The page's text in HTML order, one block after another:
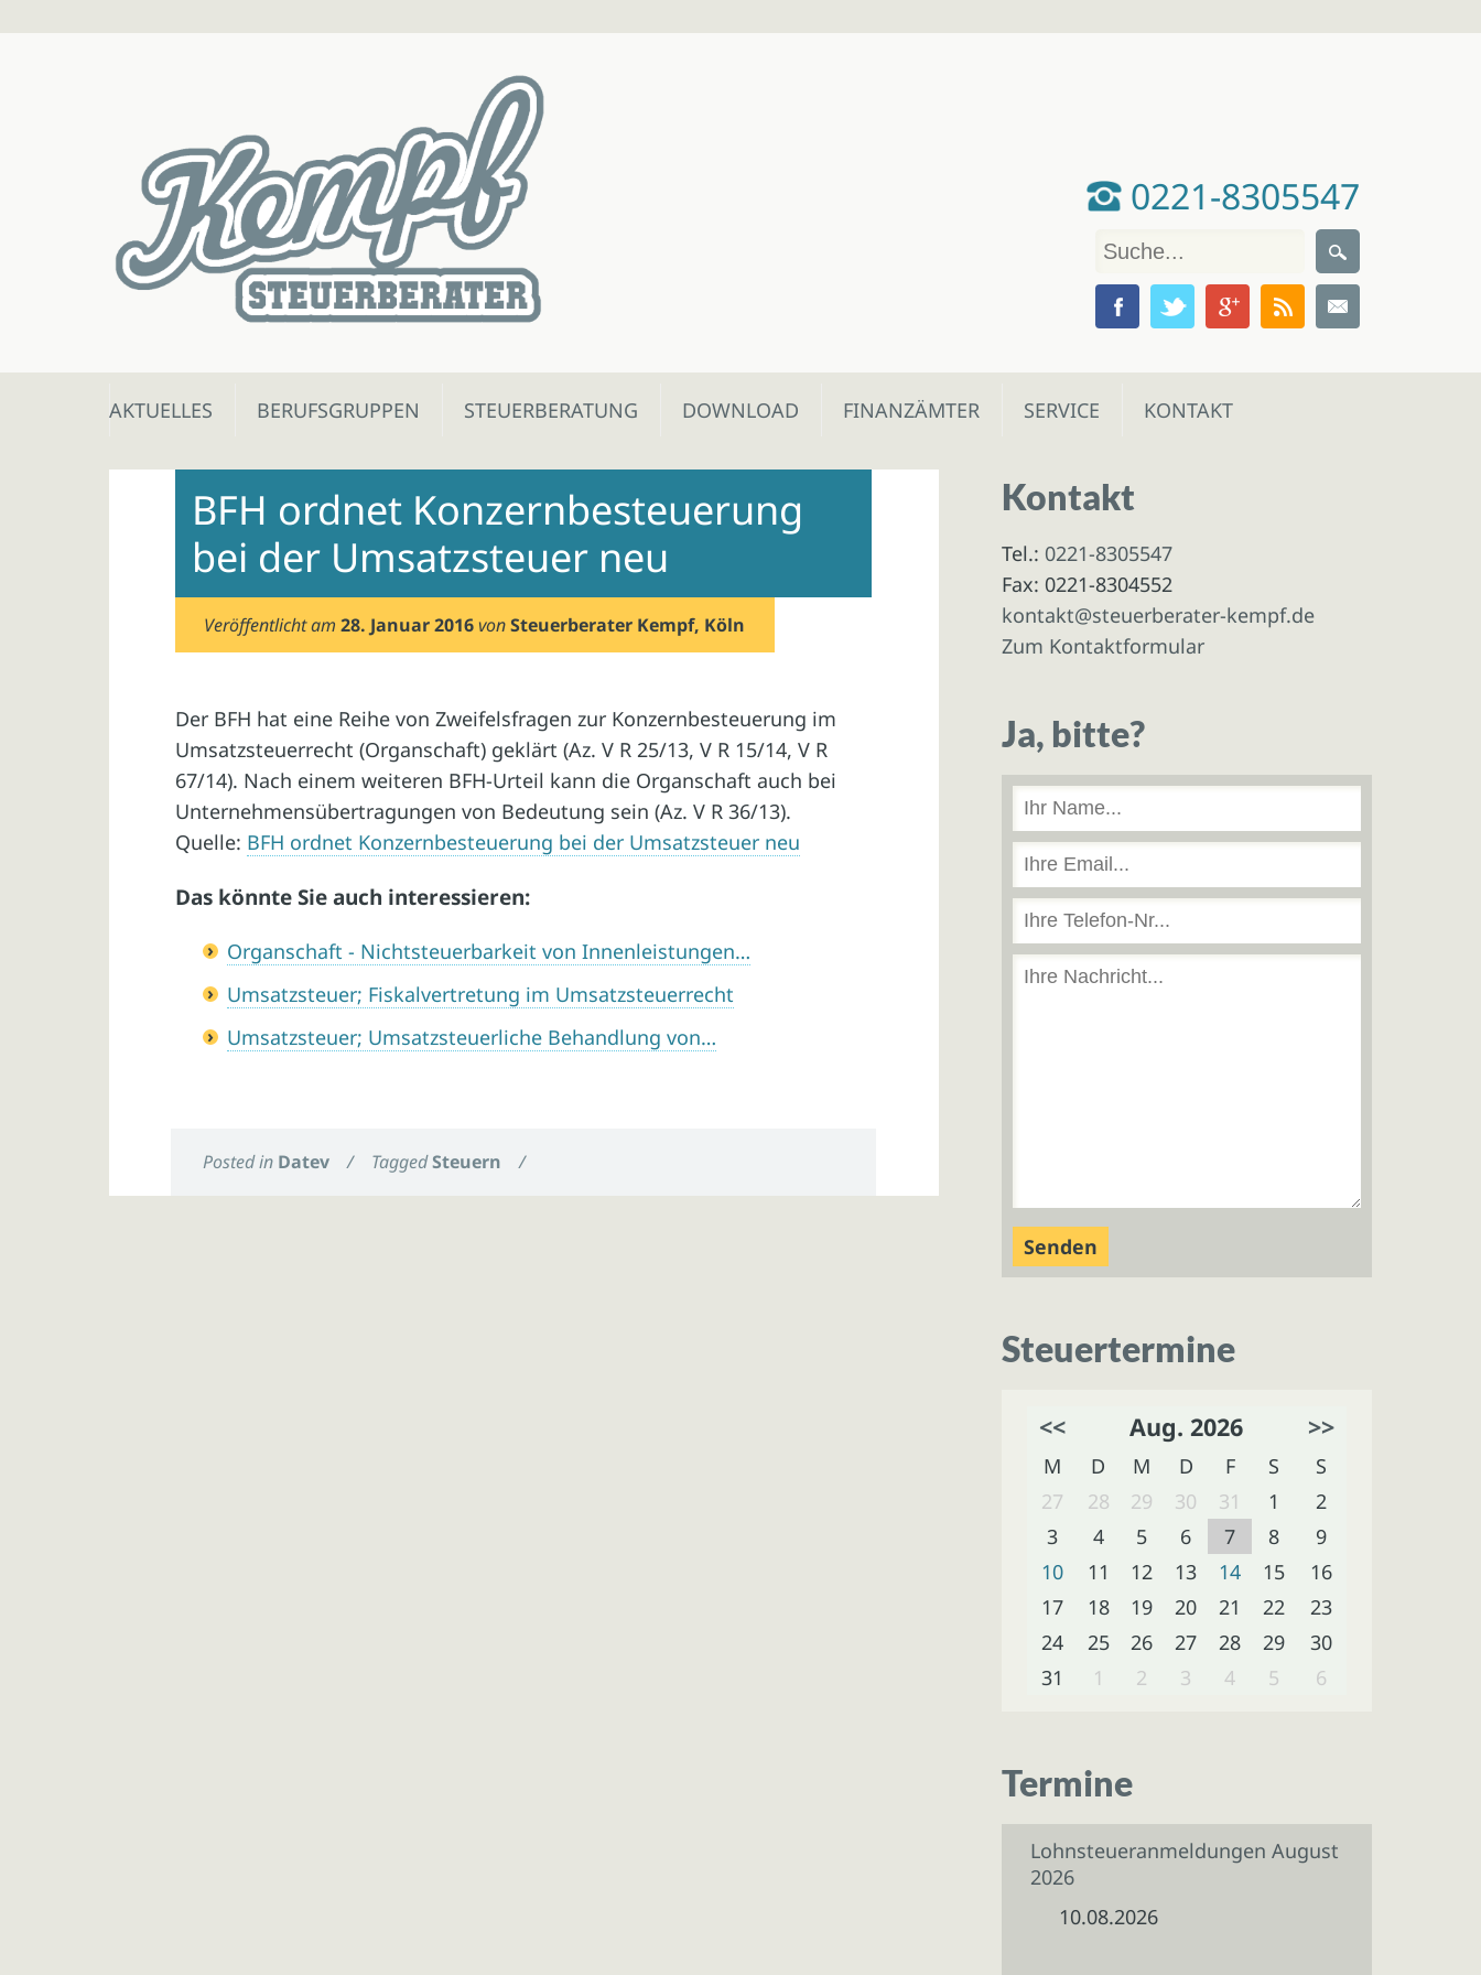
0221-8305547
Skip
AKTUELLES BERUFSGRUPPEN STEUERBERATUNG DOWNLOAD FINANZÄMTER SERVICE KONTAKT
BFH ordnet Konzernbesteuerung
bei der Umsatzsteuer neu
Veröffentlicht am28. Januar 2016 vonSteuerberater Kempf, Köln
Der BFH hat eine Reihe von Zweifelsfragen zur Konzernbesteuerung im
Umsatzsteuerrecht (Organschaft) geklärt (Az. V R 25/13, V R 15/14, V R
67/14). Nach einem weiteren BFH-Urteil kann die Organschaft auch bei
Unternehmensübertragungen von Bedeutung sein (Az. V R 36/13).
Quelle: BFH ordnet Konzernbesteuerung bei der Umsatzsteuer neu
Das könnte Sie auch interessieren:
Organschaft - Nichtsteuerbarkeit von Innenleistungen…
Umsatzsteuer; Fiskalvertretung im Umsatzsteuerrecht
Umsatzsteuer; Umsatzsteuerliche Behandlung von…
Posted in Datev / TaggedSteuern /
Kontakt
Tel.: 0221-8305547
Fax: 0221-8304552
kontakt@steuerberater-kempf.de
Zum Kontaktformular
Ja, bitte?
Steuertermine
<< Aug. 2026 >>
M D M D F S
S
27
28 29 30 31 1
2
3
4 5 6 7 8
9
10
11 12 13 14 15
16
17
18 19 20 21 22
23
24
25 26 27 28 29
30
31
1 2 3 4 5 6
Termine
Lohnsteueranmeldungen August
2026
10.08.2026